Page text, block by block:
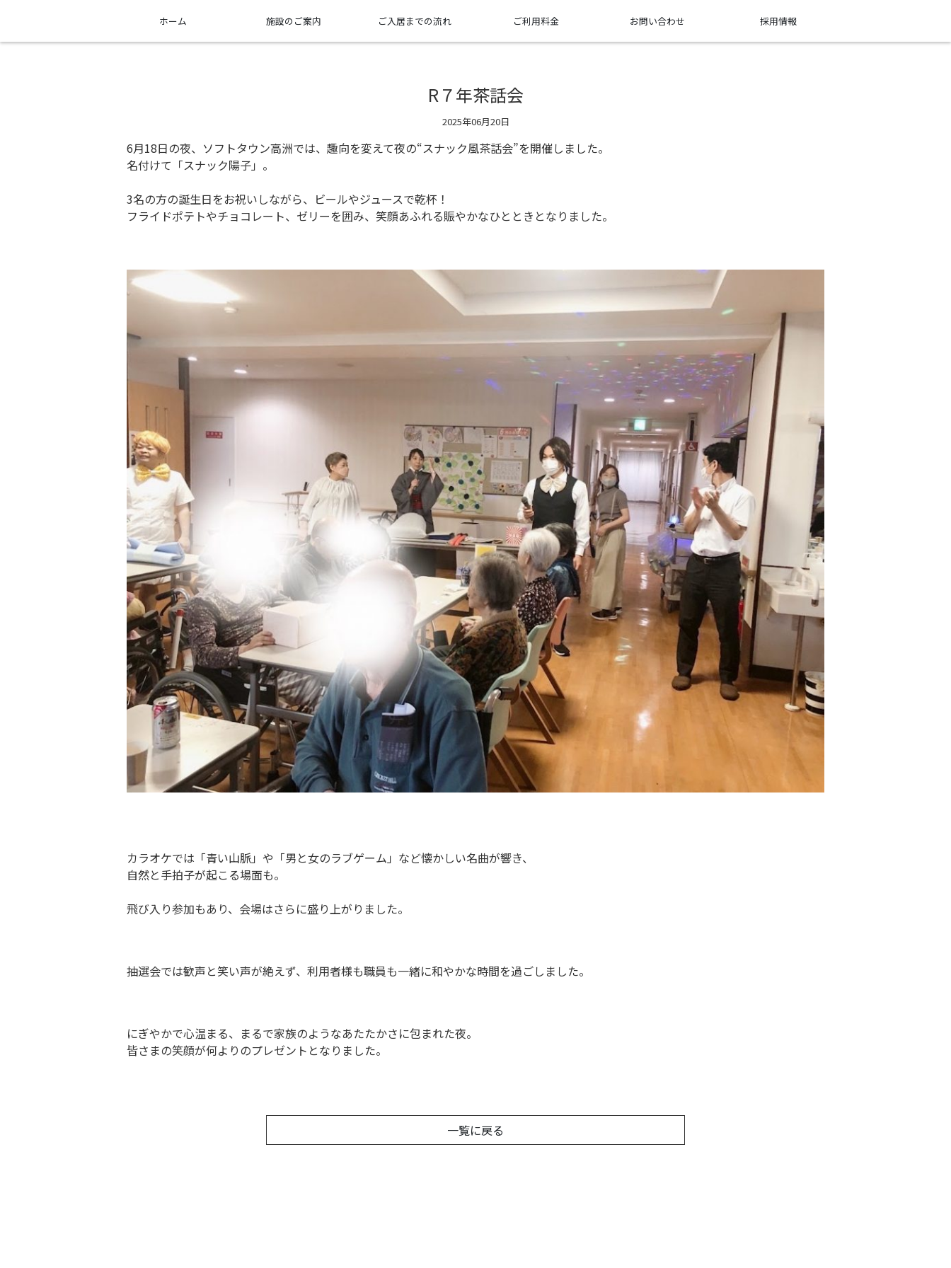
ホーム 施設のご案内 ご入居までの流れ ご利用料金 お問い合わせ 採用情報
R７年茶話会
2025年06月20日
6月18日の夜、ソフトタウン高洲では、趣向を変えて夜の“スナック風茶話会”を開催しました。
名付けて「スナック陽子」。
3名の方の誕生日をお祝いしながら、ビールやジュースで乾杯！
フライドポテトやチョコレート、ゼリーを囲み、笑顔あふれる賑やかなひとときとなりました。
カラオケでは「青い山脈」や「男と女のラブゲーム」など懐かしい名曲が響き、
自然と手拍子が起こる場面も。
飛び入り参加もあり、会場はさらに盛り上がりました。
抽選会では歓声と笑い声が絶えず、利用者様も職員も一緒に和やかな時間を過ごしました。
にぎやかで心温まる、まるで家族のようなあたたかさに包まれた夜。
皆さまの笑顔が何よりのプレゼントとなりました。
一覧に戻る